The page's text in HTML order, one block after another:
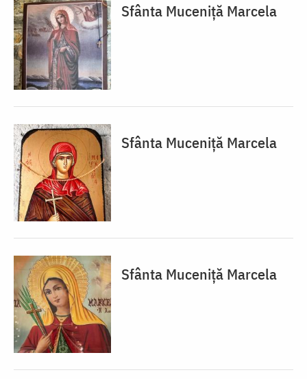
Sfânta Muceniță Marcela
Sfânta Muceniță Marcela
Sfânta Muceniță Marcela